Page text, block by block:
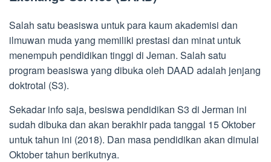
Salah satu beasiswa untuk para kaum akademisi dan
ilmuwan muda yang memiliki prestasi dan minat untuk
menempuh pendidikan tinggi di Jeman. Salah satu
program beasiswa yang dibuka oleh DAAD adalah jenjang
doktrotal (S3).
Sekadar info saja, besiswa pendidikan S3 di Jerman ini
sudah dibuka dan akan berakhir pada tanggal 15 Oktober
untuk tahun ini (2018). Dan masa pendidikan akan dimulai
Oktober tahun berikutnya.